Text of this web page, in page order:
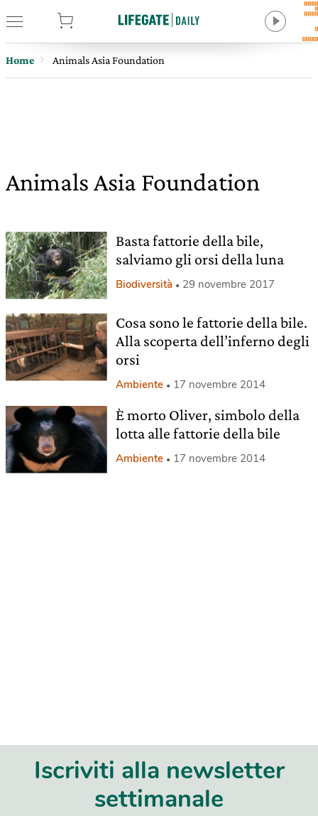
Home Animals Asia Foundation
Animals Asia Foundation
Basta fattorie della bile,
salviamo gli orsi della luna
Biodiversità 29 novembre 2017
Cosa sono le fattorie della bile.
Alla scoperta dell’inferno degli
orsi
Ambiente 17 novembre 2014
È morto Oliver, simbolo della
lotta alle fattorie della bile
Ambiente 17 novembre 2014
Iscriviti alla newsletter
settimanale